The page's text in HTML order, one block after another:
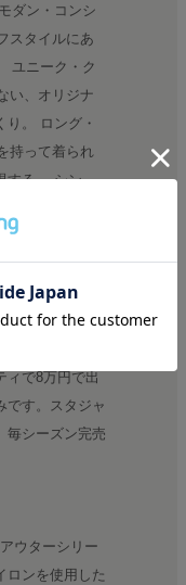
ダン・コンシ
スタイルにあ
ユニーク・ク
い、オリジナ
り。 ロング・
持って着られ
する。 シン
る、エージン
は手掛
になってし
ィで8万円で出
です。スタジャ
毎シーズン完売
ウターシリー
ロンを使用した